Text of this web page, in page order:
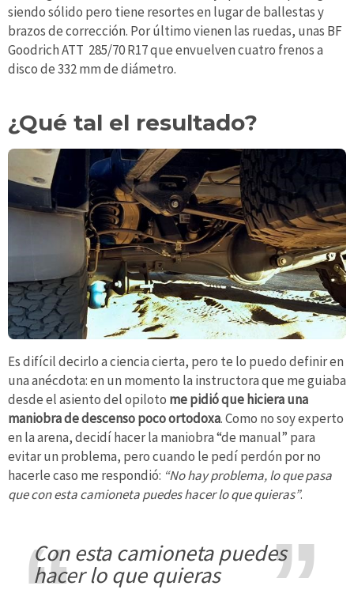
siendo sólido pero tiene resortes en lugar de ballestas y
brazos de corrección. Por último vienen las ruedas, unas BF
Goodrich ATT 285/70 R17 que envuelven cuatro frenos a
disco de 332 mm de diámetro.
¿Qué tal el resultado?
Es difícil decirlo a ciencia cierta, pero te lo puedo definir en
una anécdota: en un momento la instructora que me guiaba
desde el asiento del opiloto me pidió que hiciera una
maniobra de descenso poco ortodoxa. Como no soy experto
en la arena, decidí hacer la maniobra “de manual” para
evitar un problema, pero cuando le pedí perdón por no
hacerle caso me respondió: “No hay problema, lo que pasa
que con esta camioneta puedes hacer lo que quieras”.
con esta camioneta puedes
hacer lo que quieras